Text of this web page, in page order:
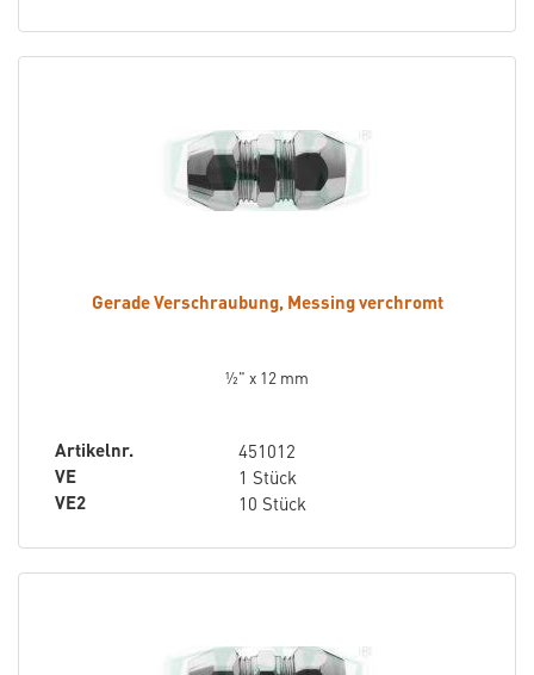
Gerade Verschraubung, Messing verchromt
½" x 12 mm
Artikelnr.
451012
VE
1 Stück
VE2
10 Stück